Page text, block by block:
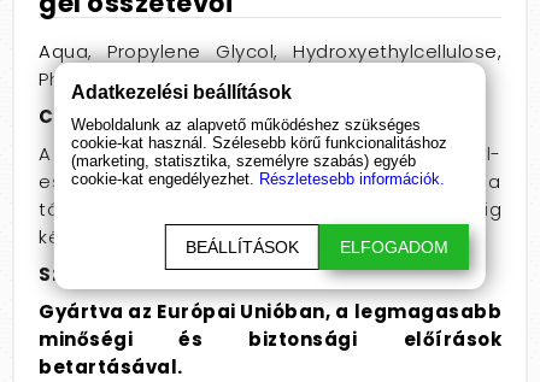
Aqua, Propylene Glycol, Hydroxyethylcellulose,
Phenoxyethanol, Ethylhexylglycerin, Benzocaine.
Csomagolás:
A JoyDrops Delay Personal Gel praktikus, 50 ml-
es kiszerelésben kapható, amely könnyen elfér a
táskában vagy az éjjeliszekrényen, így mindig
kéznél lehet, amikor szükség van rá.
Származási hely:
Gyártva az Európai Unióban, a legmagasabb
minőségi és biztonsági előírások
betartásával.
Adatkezelési beállítások
Weboldalunk az alapvető működéshez szükséges
cookie-kat használ. Szélesebb körű funkcionalitáshoz
(marketing, statisztika, személyre szabás) egyéb
cookie-kat engedélyezhet. Részletesebb információk.
BEÁLLÍTÁSOK ELFOGADOM